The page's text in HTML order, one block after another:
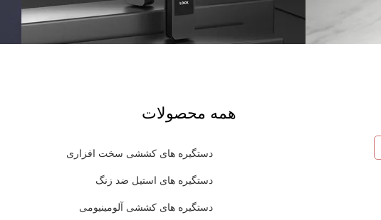
همه محصولات
دستگیره های کششی سخت افزاری
دستگیره های استیل ضد زنگ
دستگیره های کششی آلومینیومی